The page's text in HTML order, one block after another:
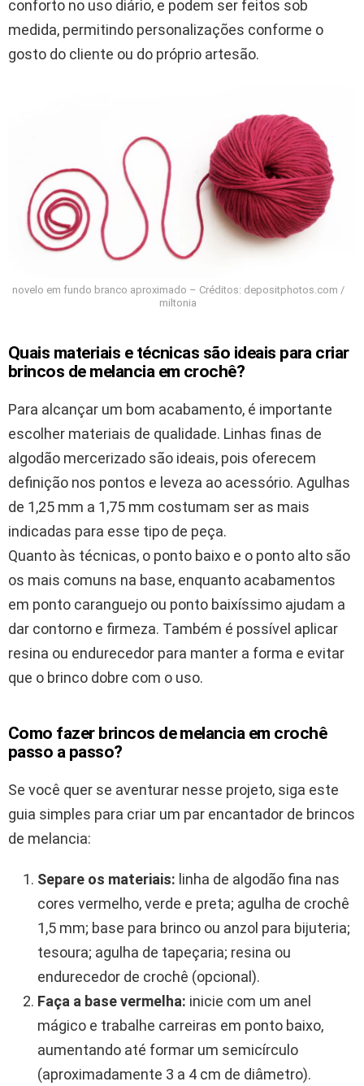
conforto no uso diário, e podem ser feitos sob
medida, permitindo personalizações conforme o
gosto do cliente ou do próprio artesão.
novelo em fundo branco aproximado – Créditos: depositphotos.com /
miltonia
Quais materiais e técnicas são ideais para criar
brincos de melancia em crochê?
Para alcançar um bom acabamento, é importante
escolher materiais de qualidade. Linhas finas de
algodão mercerizado são ideais, pois oferecem
definição nos pontos e leveza ao acessório. Agulhas
de 1,25 mm a 1,75 mm costumam ser as mais
indicadas para esse tipo de peça.
Quanto às técnicas, o ponto baixo e o ponto alto são
os mais comuns na base, enquanto acabamentos
em ponto caranguejo ou ponto baixíssimo ajudam a
dar contorno e firmeza. Também é possível aplicar
resina ou endurecedor para manter a forma e evitar
que o brinco dobre com o uso.
Como fazer brincos de melancia em crochê
passo a passo?
Se você quer se aventurar nesse projeto, siga este
guia simples para criar um par encantador de brincos
de melancia:
Separe os materiais: linha de algodão fina nas
cores vermelho, verde e preta; agulha de crochê
1,5 mm; base para brinco ou anzol para bijuteria;
tesoura; agulha de tapeçaria; resina ou
endurecedor de crochê (opcional).
Faça a base vermelha: inicie com um anel
mágico e trabalhe carreiras em ponto baixo,
aumentando até formar um semicírculo
(aproximadamente 3 a 4 cm de diâmetro).